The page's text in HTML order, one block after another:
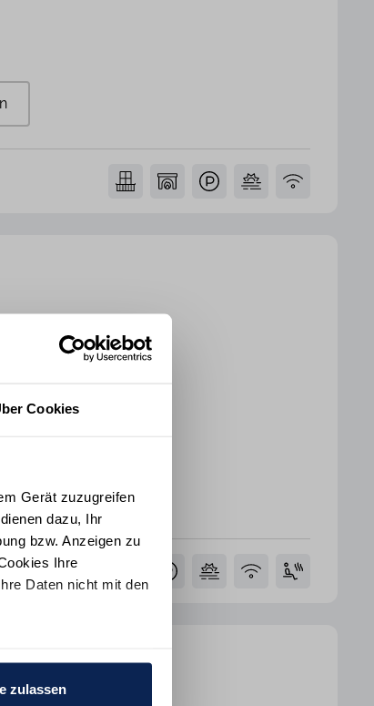
Cookies
Gerät zuzugreifen
dazu, Ihr
bzw. Anzeigen zu
Ihre
Daten nicht mit den
zulassen